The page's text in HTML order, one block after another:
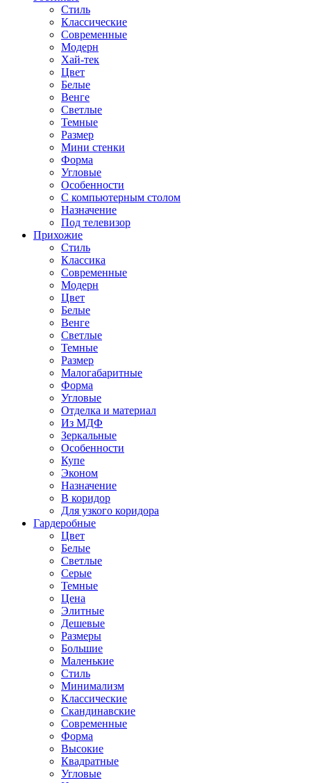
Стиль
Классические
Современные
Модерн
Хай-тек
Цвет
Белые
Венге
Светлые
Темные
Размер
Мини стенки
Форма
Угловые
Особенности
С компьютерным столом
Назначение
Под телевизор
Прихожие
Стиль
Классика
Современные
Модерн
Цвет
Белые
Венге
Светлые
Темные
Размер
Малогабаритные
Форма
Угловые
Отделка и материал
Из МДФ
Зеркальные
Особенности
Купе
Эконом
Назначение
В коридор
Для узкого коридора
Гардеробные
Цвет
Белые
Светлые
Серые
Темные
Цена
Элитные
Дешевые
Размеры
Большие
Маленькие
Стиль
Минимализм
Классические
Скандинавские
Современные
Форма
Высокие
Квадратные
Угловые